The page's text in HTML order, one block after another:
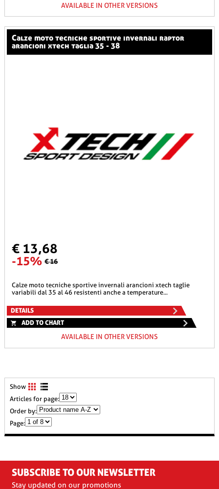
AVAILABLE IN OTHER VERSIONS
calze moto tecniche sportive invernali raptor
arancioni xtech taglia 35 - 38
€ 13,68
-15% € 16
calze moto tecniche sportive invernali arancioni xtech taglie
variabili dal 35 al 46 resistenti anche a temperature...
DETAILS
ADD TO CHART
AVAILABLE IN OTHER VERSIONS
Show
Articles for page:
Order by:
Page:
SUBSCRIBE TO OUR NEWSLETTER
Stay updated on our promotions